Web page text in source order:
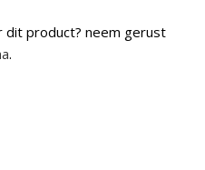
dit product? neem gerust
.